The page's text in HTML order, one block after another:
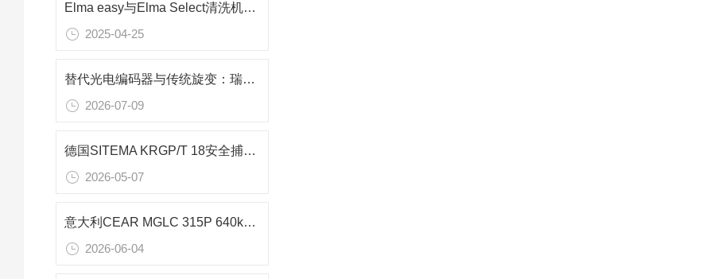
Elma easy与Elma Select清洗机的核心区别对比
2025-04-25
替代光电编码器与传统旋变：瑞典RO3620-K-R010转台传感解决方案
2026-07-09
德国SITEMA KRGP/T 18安全捕手：7kN起重安全锁定装置技术解析
2026-05-07
意大利CEAR MGLC 315P 640kW带补偿绕组直流电机 在橡胶搅拌机的技术解析
2026-06-04